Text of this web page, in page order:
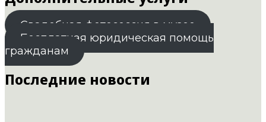
Свадебная фотосессия в музее
Бесплатная юридическая помощь
гражданам
Последние новости